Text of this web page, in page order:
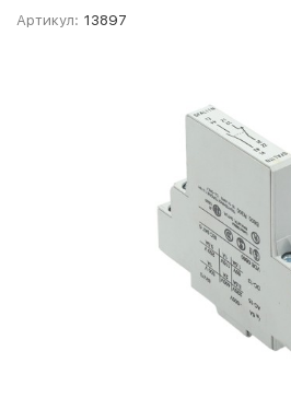
Артикул: 13897